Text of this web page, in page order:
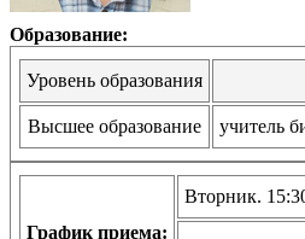
Образование:
Уровень образования
Высшее образование учитель
График приема:
Вторник.